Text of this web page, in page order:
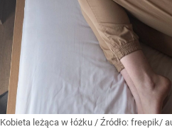
Kobieta leżąca w łóżku / Źródło: freepik/